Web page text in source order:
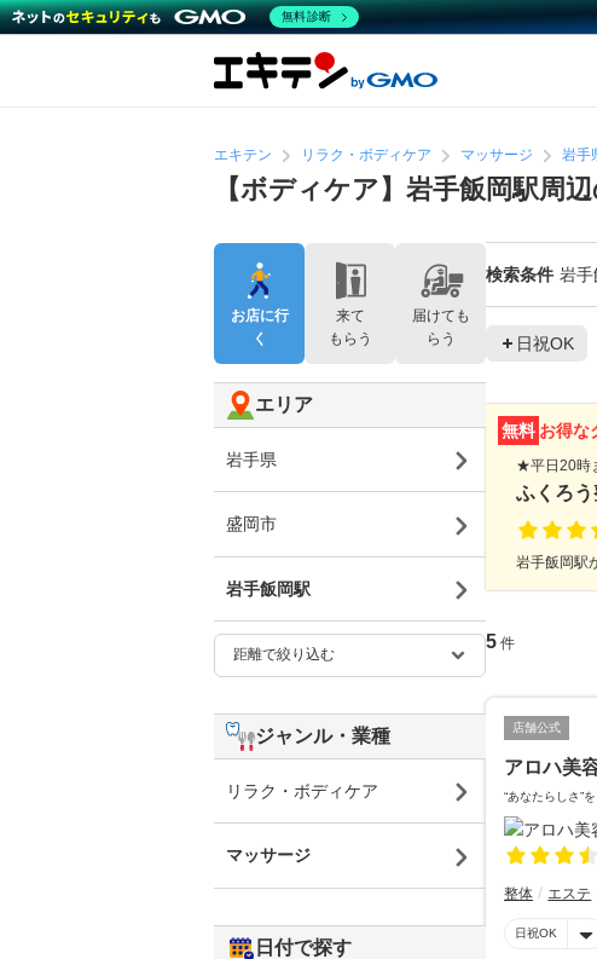
エキテン リラク・ボディケア マッサージ 岩手
【ボディケア】岩手飯岡駅周
検索条件 岩手
日祝OK
無料 お得な
★平日20時
ふくろ
岩手飯岡駅
5 件
店舗公式
アロハ美
“あなたらしさ”
整体 エステ
日祝OK
お店に行
く
来て
もらう
届けても
らう
エリア
岩手県
盛岡市
岩手飯岡駅
ジャンル・業種
リラク・ボディケア
マッサージ
日付で探す
無料診断